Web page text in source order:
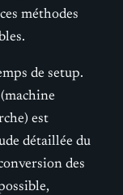
méthodes
de setup.
est
détaillée du
des